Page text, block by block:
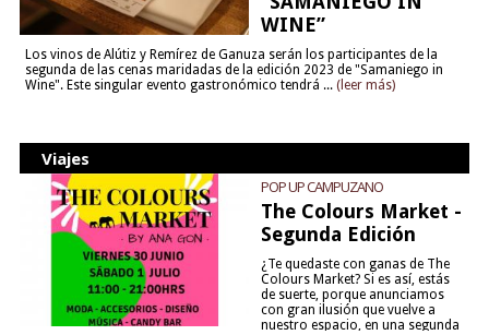
WINE”
Los vinos de Alútiz y Remírez de Ganuza serán los participantes de la
segunda de las cenas maridadas de la edición 2023 de "Samaniego in
Wine". Este singular evento gastronómico tendrá ... (leer más)
Viajes
POP UP CAMPUZANO
The Colours Market -
Segunda Edición
¿Te quedaste con ganas de The
Colours Market? Si es así, estás
de suerte, porque anunciamos
con gran ilusión que vuelve a
nuestro espacio, en una segunda